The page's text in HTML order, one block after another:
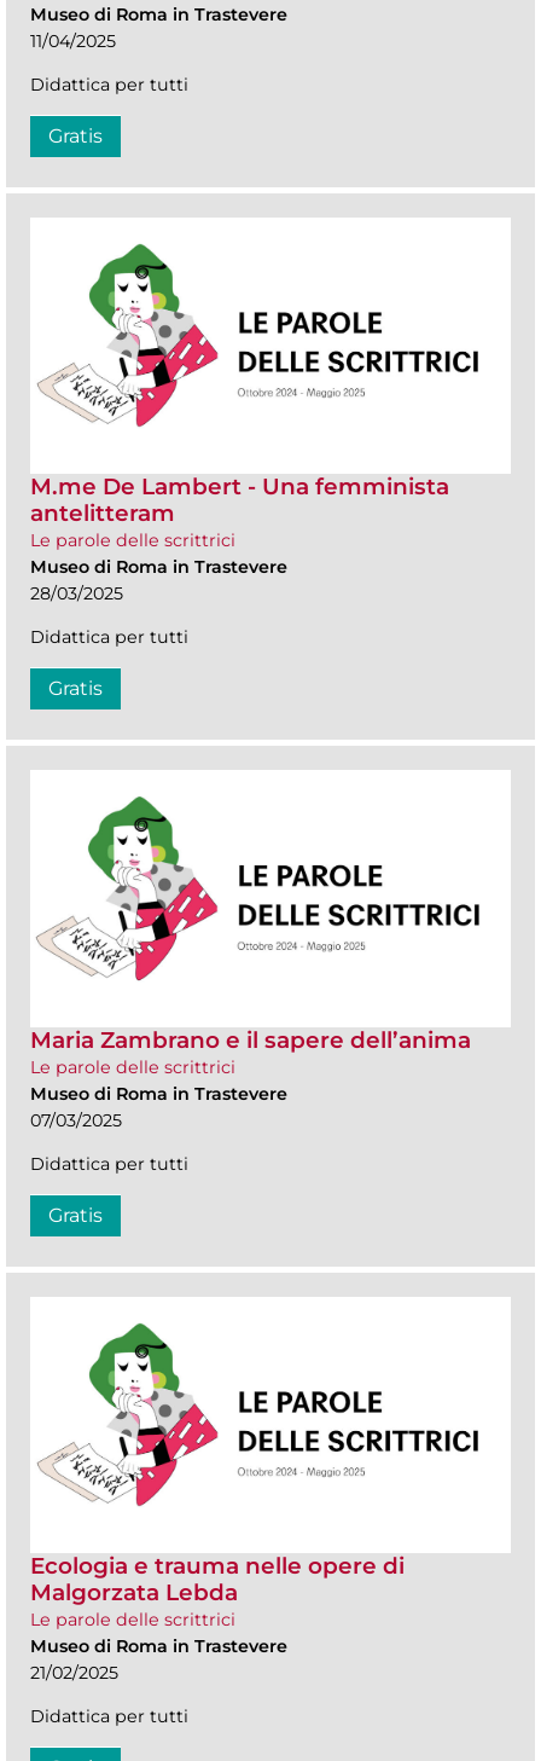
Museo di Roma in Trastevere
11/04/2025
Didattica per tutti
Gratis
M.me De Lambert - Una femminista
antelitteram
Le parole delle scrittrici
Museo di Roma in Trastevere
28/03/2025
Didattica per tutti
Gratis
Maria Zambrano e il sapere dell’anima
Le parole delle scrittrici
Museo di Roma in Trastevere
07/03/2025
Didattica per tutti
Gratis
Ecologia e trauma nelle opere di
Malgorzata Lebda
Le parole delle scrittrici
Museo di Roma in Trastevere
21/02/2025
Didattica per tutti